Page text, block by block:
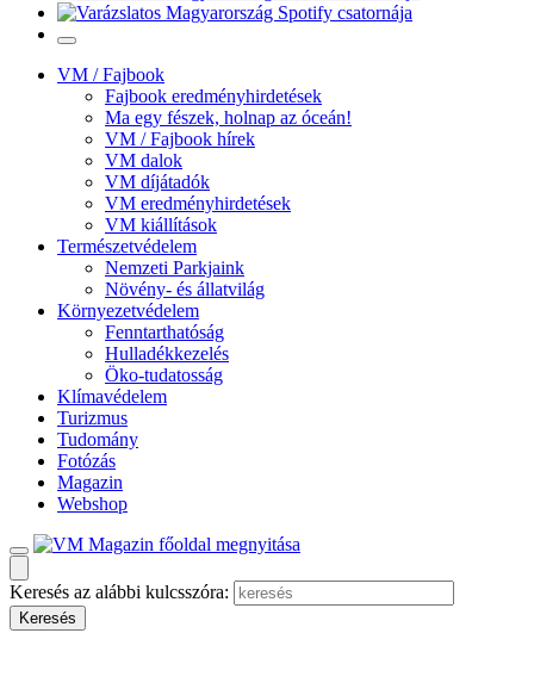
VM / Fajbook
Fajbook eredményhirdetések
Ma egy fészek, holnap az óceán!
VM / Fajbook hírek
VM dalok
VM díjátadók
VM eredményhirdetések
VM kiállítások
Természetvédelem
Nemzeti Parkjaink
Növény- és állatvilág
Környezetvédelem
Fenntarthatóság
Hulladékkezelés
Öko-tudatosság
Klímavédelem
Turizmus
Tudomány
Fotózás
Magazin
Webshop
Keresés az alábbi kulcsszóra: